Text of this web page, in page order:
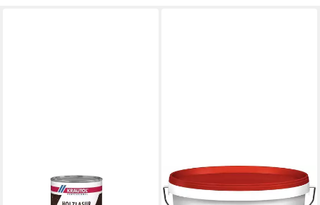
KRAUTOL
Fassadenfarbe